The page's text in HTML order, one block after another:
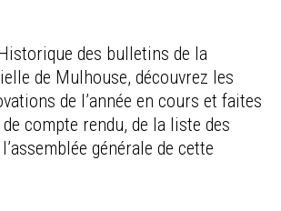
des bulletins de la
de Mulhouse, découvrez les
de l’année en cours et faites
de compte rendu, de la liste des
générale de cette